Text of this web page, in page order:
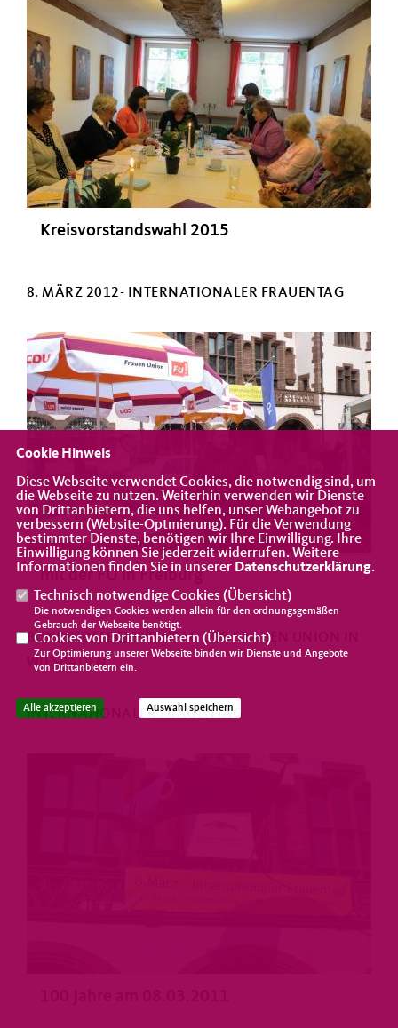
Kreisvorstandswahl 2015
8. MÄRZ 2012- INTERNATIONALER FRAUENTAG
mit der FU in Freiburg
BUNDESDELEGIERTENTAG DER FRAUEN UNION IN
WIESBADEN
INTERNATIONALER FRAUENTAG
Cookie Hinweis
Diese Webseite verwendet Cookies, die notwendig sind, um
die Webseite zu nutzen. Weiterhin verwenden wir Dienste
von Drittanbietern, die uns helfen, unser Webangebot zu
verbessern (Website-Optmierung). Für die Verwendung
bestimmter Dienste, benötigen wir Ihre Einwilligung. Ihre
Einwilligung können Sie jederzeit widerrufen. Weitere
Informationen finden Sie in unserer Datenschutzerklärung.
Technisch notwendige Cookies (Übersicht)
Die notwendigen Cookies werden allein für den ordnungsgemäßen
Gebrauch der Webseite benötigt.
Cookies von Drittanbietern (Übersicht)
Zur Optimierung unserer Webseite binden wir Dienste und Angebote
von Drittanbietern ein.
Alle akzeptieren Auswahl speichern